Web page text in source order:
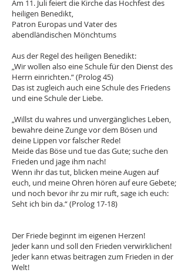
Am 11. Juli feiert die Kirche das Hochfest des
heiligen Benedikt,
Patron Europas und Vater des
abendländischen Mönchtums
Aus der Regel des heiligen Benedikt:
„Wir wollen also eine Schule für den Dienst des
Herrn einrichten.“ (Prolog 45)
Das ist zugleich auch eine Schule des Friedens
und eine Schule der Liebe.
„Willst du wahres und unvergängliches Leben,
bewahre deine Zunge vor dem Bösen und
deine Lippen vor falscher Rede!
Meide das Böse und tue das Gute; suche den
Frieden und jage ihm nach!
Wenn ihr das tut, blicken meine Augen auf
euch, und meine Ohren hören auf eure Gebete;
und noch bevor ihr zu mir ruft, sage ich euch:
Seht ich bin da.“ (Prolog 17-18)
Der Friede beginnt im eigenen Herzen!
Jeder kann und soll den Frieden verwirklichen!
Jeder kann etwas beitragen zum Frieden in der
Welt!